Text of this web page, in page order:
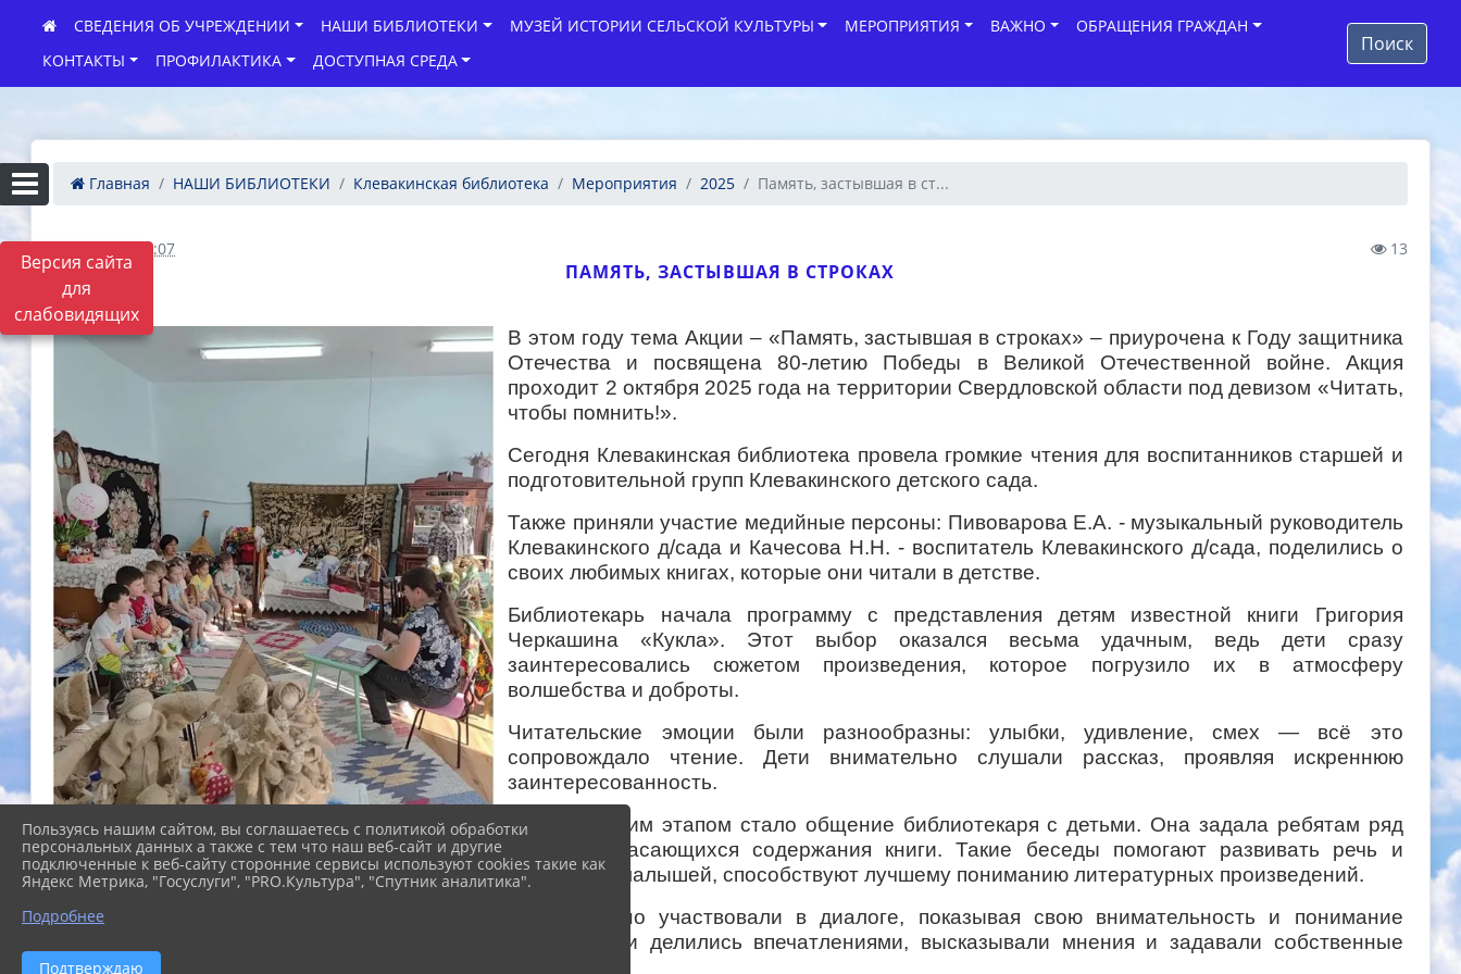
Версия сайта
для
слабовидящих
СВЕДЕНИЯ ОБ УЧРЕЖДЕНИИ НАШИ БИБЛИОТЕКИ МУЗЕЙ ИСТОРИИ СЕЛЬСКОЙ КУЛЬТУРЫ МЕРОПРИЯТИЯ ВАЖНО
ОБРАЩЕНИЯ ГРАЖДАН
КОНТАКТЫ
ПРОФИЛАКТИКА ДОСТУПНАЯ СРЕДА
Поиск
Главная НАШИ БИБЛИОТЕКИ Клевакинская библиотека Мероприятия 2025 Память, застывшая в ст...
08.10.2025 12:07 13
ПАМЯТЬ, ЗАСТЫВШАЯ В СТРОКАХ
В этом году тема Акции – «Память, застывшая в строках» – приурочена к Году защитника
Отечества и посвящена 80-летию Победы в Великой Отечественной войне. Акция
проходит 2 октября 2025 года на территории Свердловской области под девизом «Читать,
чтобы помнить!».
Сегодня Клевакинская библиотека провела громкие чтения для воспитанников старшей и
подготовительной групп Клевакинского детского сада.
Также приняли участие медийные персоны: Пивоварова Е.А. - музыкальный руководитель
Клевакинского д/сада и Качесова Н.Н. - воспитатель Клевакинского д/сада, поделились о
своих любимых книгах, которые они читали в детстве.
Библиотекарь начала программу с представления детям известной книги Григория
Черкашина «Кукла». Этот выбор оказался весьма удачным, ведь дети сразу
заинтересовались сюжетом произведения, которое погрузило их в атмосферу
волшебства и доброты.
Читательские эмоции были разнообразны: улыбки, удивление, смех — всё это
сопровождало чтение. Дети внимательно слушали рассказ, проявляя искреннюю
заинтересованность.
Завершающим этапом стало общение библиотекаря с детьми. Она задала ребятам ряд
вопросов, касающихся содержания книги. Такие беседы помогают развивать речь и
мышление малышей, способствуют лучшему пониманию литературных произведений.
Дети активно участвовали в диалоге, показывая свою внимательность и понимание
сюжета. Они делились впечатлениями, высказывали мнения и задавали собственные
Пользуясь нашим сайтом, вы соглашаетесь с политикой обработки
персональных данных а также с тем что наш веб-сайт и другие
подключенные к веб-сайту сторонние сервисы используют cookies такие как
Яндекс Метрика, "Госуслуги", "PRO.Культура", "Спутник аналитика".
Подробнее
Подтверждаю